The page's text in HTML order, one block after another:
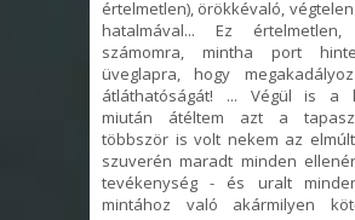
értelmetlen), örökkévaló,
hatalmával... Ez
számomra, mintha port
üveglapra, hogy
átláthatóságát! ... Végül is a
miután átéltem azt a
többször is volt nekem az
szuverén maradt minden
tevékenység - és uralt
mintához való akármilyen